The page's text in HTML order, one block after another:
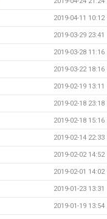
2019-04-11 10:12
2019-03-29 23:41
2019-03-28 11:16
2019-03-22 18:16
2019-02-19 13:11
2019-02-18 23:18
2019-02-18 15:16
2019-02-14 22:33
2019-02-02 14:52
2019-02-01 14:02
2019-01-23 13:31
2019-01-19 13:54